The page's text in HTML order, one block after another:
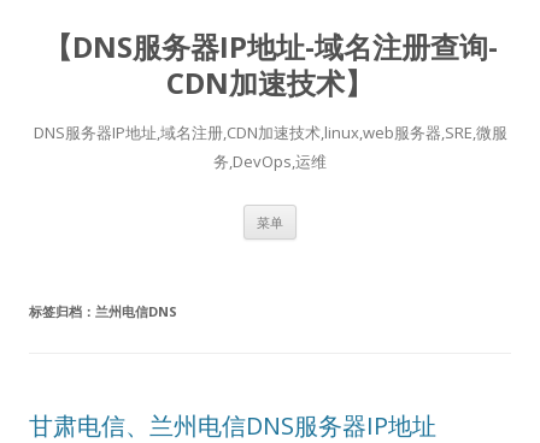
【DNS服务器IP地址-域名注册查询-
CDN加速技术】
DNS服务器IP地址,域名注册,CDN加速技术,linux,web服务器,SRE,微服
务,DevOps,运维
菜单
标签归档： 兰州电信DNS
甘肃电信、兰州电信DNS服务器IP地址